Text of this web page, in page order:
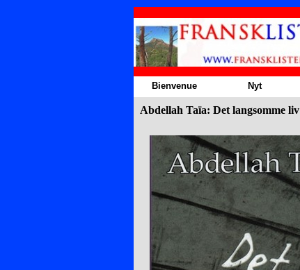
Bienvenue Nyt
Abdellah Taïa: Det langsomme liv